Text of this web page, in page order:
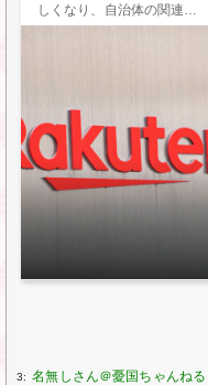
しくなり、自治体の関連
3: